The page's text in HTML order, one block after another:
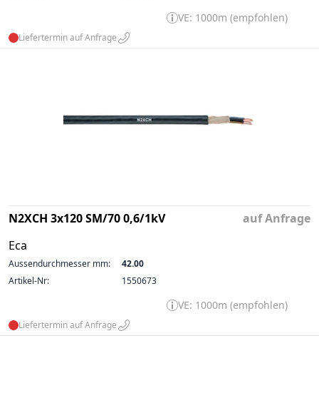
VE: 1000m (empfohlen)
Liefertermin auf Anfrage
N2XCH 3x120 SM/70 0,6/1kV
Eca
auf Anfrage
Aussendurchmesser mm:
42.00
Artikel-Nr:
1550673
VE: 1000m (empfohlen)
Liefertermin auf Anfrage